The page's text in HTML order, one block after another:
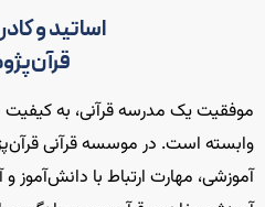
اساتید و
موفقیت یک مدرسه قرآنی، به کیفیت
وابسته است. در موسسه قرآنی
آموزشی، مهارت ارتباط با